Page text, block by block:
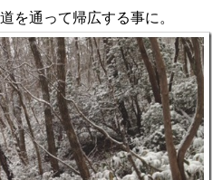
を通って帰広する事に。